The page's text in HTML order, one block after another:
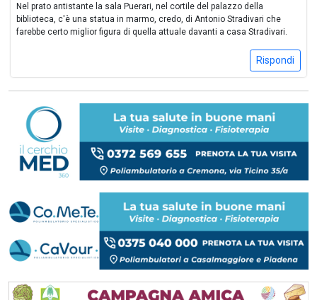
Nel prato antistante la sala Puerari, nel cortile del palazzo della
biblioteca, c'è una statua in marmo, credo, di Antonio Stradivari che
farebbe certo miglior figura di quella attuale davanti a casa Stradivari.
Rispondi